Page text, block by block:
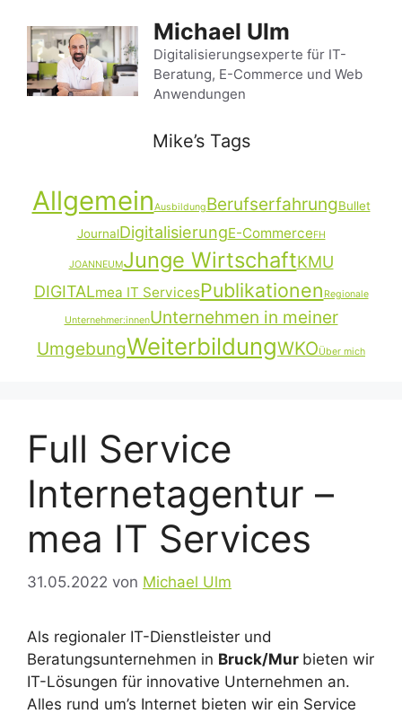
Inhalt
springen
Michael Ulm
Digitalisierungsexperte für IT-
Beratung, E-Commerce und Web
Anwendungen
Mike’s Tags
AllgemeinAusbildungBerufserfahrungBullet
JournalDigitalisierungE-CommerceFH
JOANNEUMJunge WirtschaftKMU
DIGITALmea IT ServicesPublikationen Regionale
Unternehmer:innenUnternehmen in meiner
UmgebungWeiterbildungWKOÜber mich
Full Service
Internetagentur –
mea IT Services
31.05.2022 von Michael Ulm
Als regionaler IT-Dienstleister und
Beratungsunternehmen in Bruck/Mur bieten wir
IT-Lösungen für innovative Unternehmen an.
Alles rund um’s Internet bieten wir ein Service